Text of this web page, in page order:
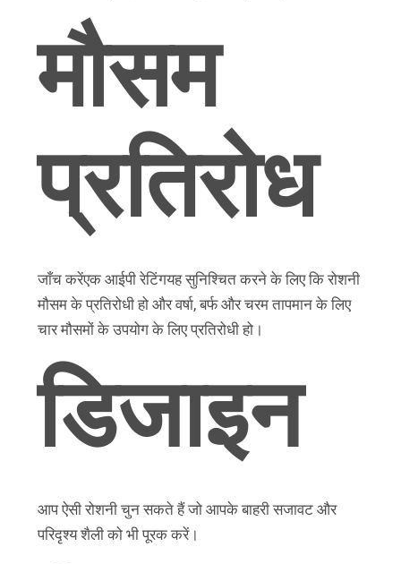
मौसम
प्रतिरोध
जाँच करेंएक आईपी रेटिंगयह सुनिश्चित करने के लिए कि रोशनी
मौसम के प्रतिरोधी हो और वर्षा, बर्फ और चरम तापमान के लिए
चार मौसमों के उपयोग के लिए प्रतिरोधी हो।
डिजाइन
आप ऐसी रोशनी चुन सकते हैं जो आपके बाहरी सजावट और
परिदृश्य शैली को भी पूरक करें।